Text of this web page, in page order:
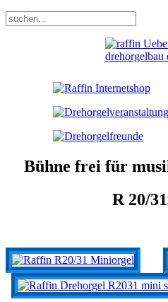
Bühne frei für
R 20/